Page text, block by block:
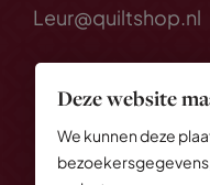
Deze website
We kunnen deze
Leur@quiltshop.nl